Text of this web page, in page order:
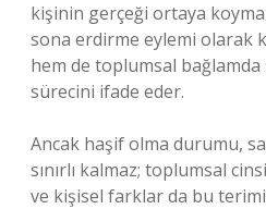
kişinin gerçeği ortaya koyma
sona erdirme eylemi olarak
hem de toplumsal bağlamda
sürecini ifade eder.
Ancak haşif olma durumu,
sınırlı kalmaz; toplumsal
ve kişisel farklar da bu